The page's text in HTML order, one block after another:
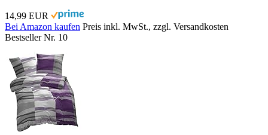
14,99 EUR
Bei Amazon kaufen Preis inkl. MwSt., zzgl. Versandkosten
Bestseller Nr. 10